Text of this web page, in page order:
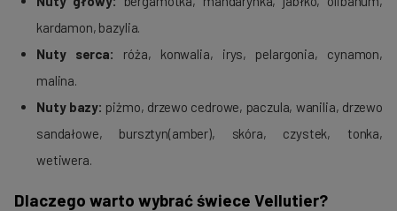
kardamon, bazylia.
Nuty serca:
róża, konwalia, irys, pelargonia, cynamon,
malina.
Nuty bazy: piżmo, drzewo cedrowe, paczula, wanilia, drzewo
sandałowe, bursztyn(amber), skóra, czystek, tonka,
wetiwera.
Dlaczego warto wybrać świece Vellutier?